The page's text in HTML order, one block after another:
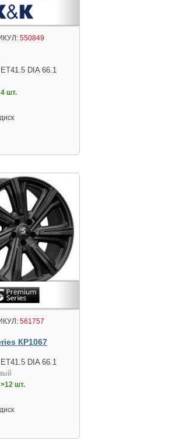
550849
DIA 66.1
4 шт.
561757
КР1067
DIA 66.1
>12 шт.